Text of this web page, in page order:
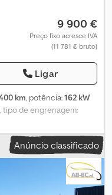
9 900 €
Preço fixo acresce IVA
(11 781 € bruto)
Ligar
km, potência:162 kW
, tipo de engrenagem:
branco, travões:
de fabrico:2006,
ar condicionado,
, Temsa Opalin 8.4,
alemão, transmissão
Anúncio classificado